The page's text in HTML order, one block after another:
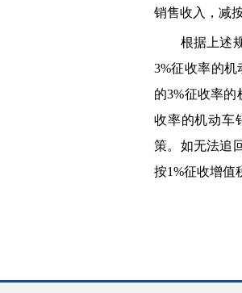
销售收入，减
根据上述规
3%征收率的
的3%征收率
收率的机动车
策。如无法追
按1%征收增值